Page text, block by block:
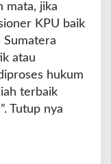
mata, jika
KPU baik
Sumatera
atau
hukum
terbaik
Tutup nya